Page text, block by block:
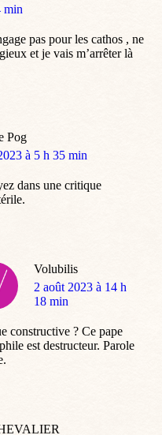
min
pas pour les cathos , ne
et je vais m’arrêter là
Pog
à 5 h 35 min
dans une critique
Volubilis
dit
:
2 août 2023 à 14 h
18 min
constructive ? Ce pape
est destructeur. Parole